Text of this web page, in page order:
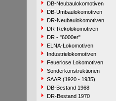
DB-Neubaulokomotiven
DB-Umbaulokomotiven
DR-Neubaulokomotiven
DR-Rekolokomotiven
DR - "6000er"
ELNA-Lokomotiven
Industrielokomotiven
Feuerlose Lokomotiven
Sonderkonstruktionen
SAAR (1920 - 1935)
DB-Bestand 1968
DR-Bestand 1970